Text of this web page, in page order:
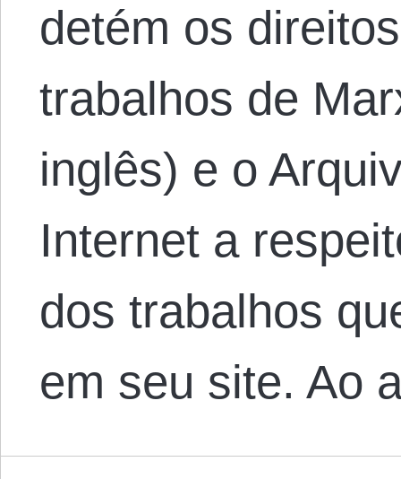
detém os
trabalhos de
inglês) e o
Internet a
dos trabalhos
em seu site. Ao